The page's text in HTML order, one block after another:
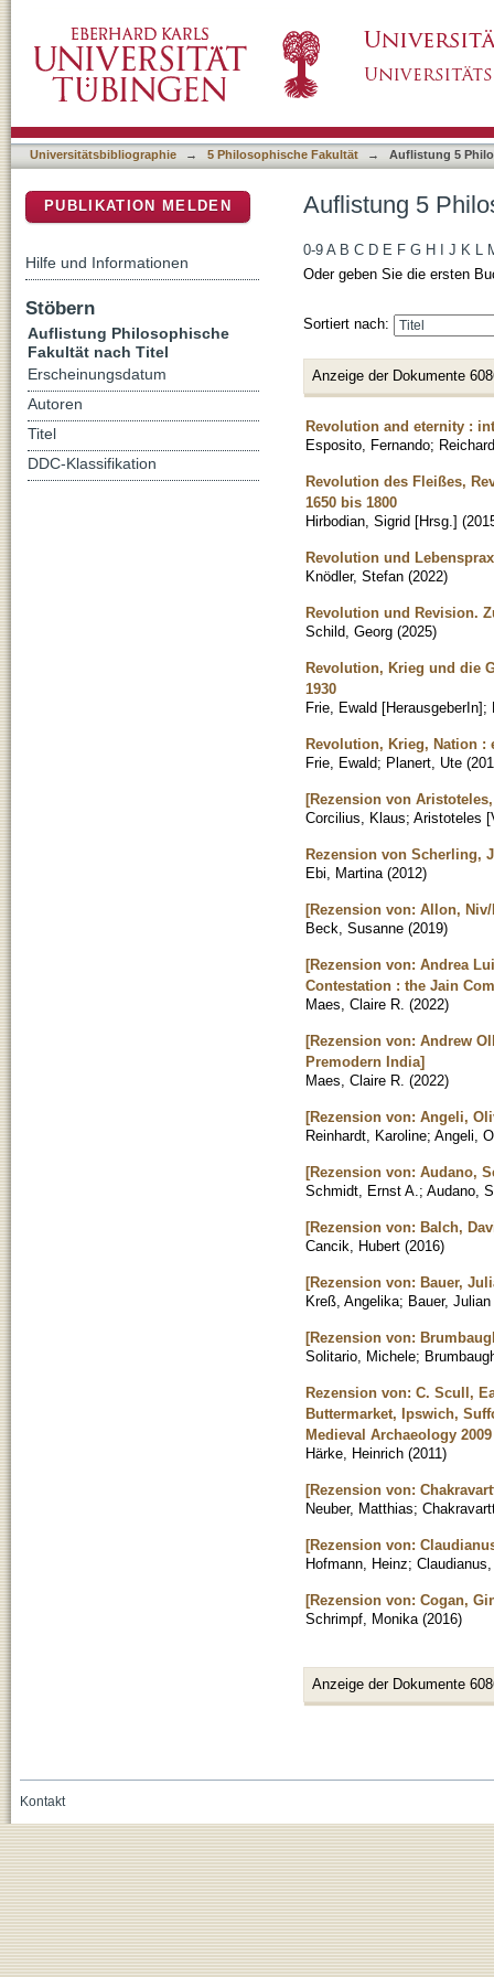
Universitätsbibliographie → 5 Philosophische Fakultät → Auflistung 5
Auflistung 5
0-9 A B C D E F G H J K L
Oder geben Sie die ersten
Sortiert nach:
Anzeige der Dokumente
Revolution and eternity :
Esposito, Fernando;
Revolution des Fleißes,
1650 bis 1800
Hirbodian, Sigrid [Hrsg.] (
Revolution und
Knödler, Stefan (2022)
Revolution und Revision.
Schild, Georg (2025)
Revolution, Krieg und die
1930
Frie, Ewald [HerausgeberIn];
Revolution, Krieg, Nation :
Frie, Ewald; Planert, Ute (
[Rezension von
Corcilius, Klaus; Aristoteles
Rezension von Scherling,
Ebi, Martina (2012)
[Rezension von: Allon,
Beck, Susanne (2019)
[Rezension von: Andrea
Contestation : the Jain
Maes, Claire R. (2022)
[Rezension von: Andrew
Premodern India]
Maes, Claire R. (2022)
[Rezension von: Angeli,
Reinhardt, Karoline; Angeli,
[Rezension von: Audano,
Schmidt, Ernst A. ; Audano,
[Rezension von: Balch,
Cancik, Hubert (2016)
[Rezension von: Bauer,
Kreß, Angelika; Bauer,
[Rezension von:
Solitario, Michele;
Rezension von: C. Scull,
Buttermarket, Ipswich,
Medieval Archaeology 2009
Härke, Heinrich (2011)
[Rezension von:
Neuber, Matthias;
[Rezension von:
Hofmann, Heinz;
[Rezension von: Cogan,
Schrimpf, Monika (2016)
Anzeige der Dokumente
PUBLIKATION MELDEN
Hilfe und Informationen
Stöbern
Auflistung Philosophische
Fakultät nach Titel
Erscheinungsdatum
Autoren
Titel
DDC-Klassifikation
Kontakt